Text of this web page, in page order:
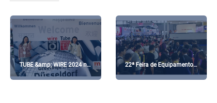
TUBE &amp; WIRE 2024 na
Alemanha
22ª Feira de Equipamentos
de Soldagem de Pequim